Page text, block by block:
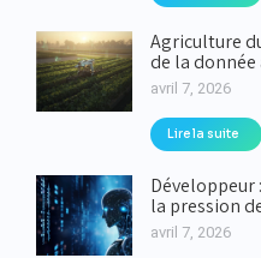
Agriculture
de la
avril 7, 2026
Lire la suite
Développeur
la pression
avril 7, 2026